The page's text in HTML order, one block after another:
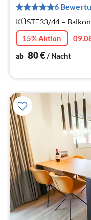
6
KÜSTE33/44 –
15% Aktion
ab 80€/ Nacht